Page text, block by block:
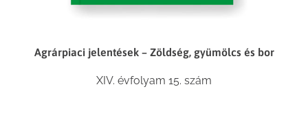
Agrárpiaci jelentések – Zöldség, gyümölcs és bor
XIV. évfolyam 15. szám